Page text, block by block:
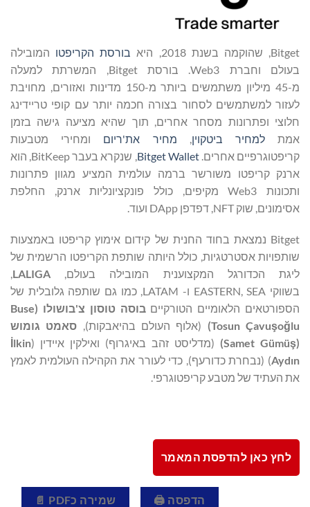
Bitget, שהוקמה בשנת 2018, היא בורסת הקריפטו המובילה
בעולם וחברת Web3. בורסת Bitget, המשרתת למעלה
מ-45 מיליון משתמשים ביותר מ-150 מדינות ואזורים, מחויבת
לעזור למשתמשים לסחור בצורה חכמה יותר עם קופי טריידינג
חלוצי ופתרונות מסחר אחרים, תוך שהיא מציעה גישה בזמן
אמתלמחיר ביטקוין מחיר את'ריום ומחירי מטבעות
קריפטוגרפיים אחרים.Bitget Wallet
, שנקרא בעבר BitKeep, הוא
ארנק קריפטו משורשר ברמה עולמית המציע מגוון פתרונות
ותכונות Web3 מקיפים, כולל פונקציונליות ארנק, החלפת
אסימונים, שוק NFT, דפדפן DApp ועוד.
Bitget נמצאת בחוד החנית של קידום אימוץ קריפטו באמצעות
שותפויות אסטרטגיות, כולל היותה שותפת הקריפטו הרשמית של
ליגת הכדורגל המקצוענית המובילה בעולם, LALIGA
,
בשווקי EASTERN, SEA ו- LATAM, כמו גם שותפה גלובלית של
הספורטאים הלאומיים הטורקייםבוסה טוסון צ'בושולו (Buse
Tosun Çavuşoğlu
) (אלוף העולם בהיאבקות), סאמט גומוש
(
Samet Gümüş
) (מדליסט זהב באיגרוף) ואילקין איידין ( İlkin
Aydın) (נבחרת כדורעף), כדי לעורר את הקהילה העולמית לאמץ
את העתיד של מטבע קריפטוגרפי.
לחץ כאן להדפסת המאמר
הדפסה 🖨 שמירה כPDF 📄